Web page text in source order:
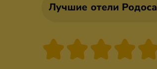
Лучшие отели Родоса